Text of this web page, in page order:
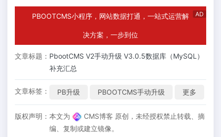
AD
PBOOTCMS小程序，网站数据打通，一站式运营解
决方案，一步到位
文章标题： PbootCMS V2手动升级 V3.0.5数据库（MySQL）
补充汇总
文章标签： PB升级 PBOOTCMS手动升级 更多
版权声明： 本文为
CMS博客 原创，未经授权禁止转载、摘
编、复制或建立镜像。